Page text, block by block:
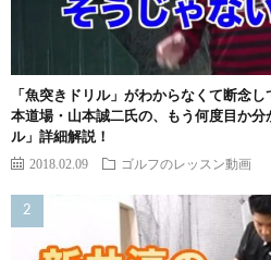
「魚突きドリル」がわからなくて断念
本道場・山本誠二氏の、もう何度目か分
ル」詳細解説！
2018.02.09 ゴルフのレッスン動画